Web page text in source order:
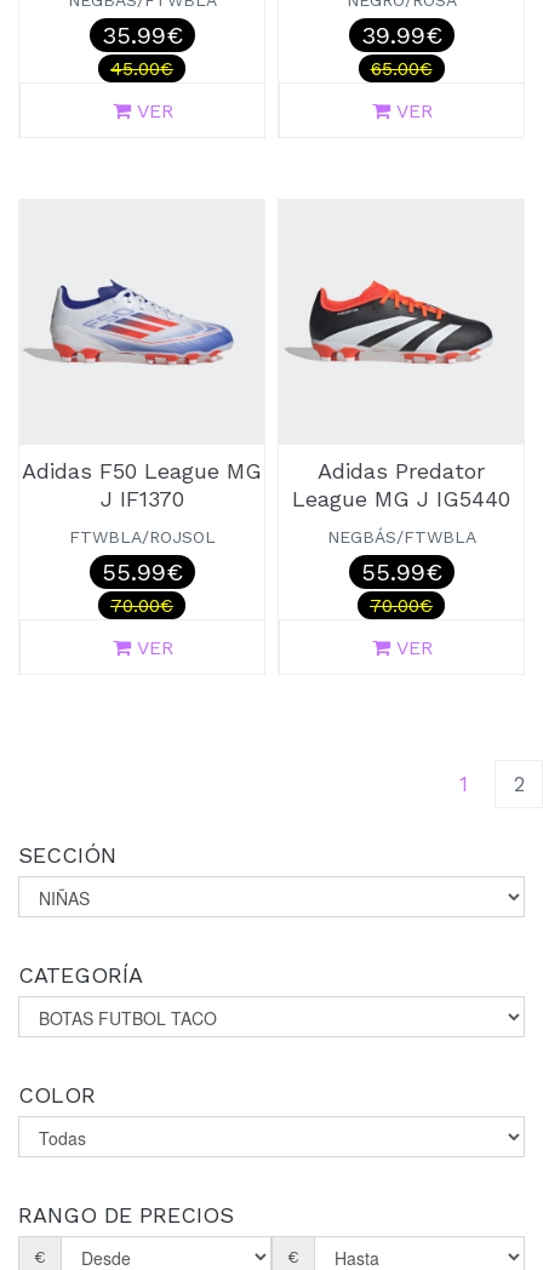
35.99€
45.00€
VER
39.99€
65.00€
VER
Adidas F50 League MG
J IF1370
FTWBLA/ROJSOL
55.99€
70.00€
VER
Adidas Predator
League MG J IG5440
NEGBÁS/FTWBLA
55.99€
70.00€
VER
1 2
SECCIÓN
CATEGORÍA
COLOR
RANGO DE PRECIOS
€ €